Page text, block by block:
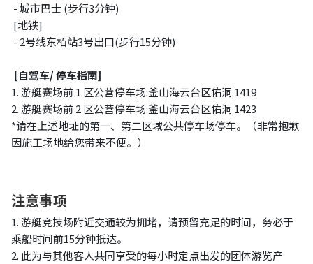
- 城市巴士 (步行3分钟)
[地铁]
- 2号线东栢站3号出口(步行15分钟)
[自驾车/停车指南]
1. 游艇赛场前 1 区公营停车场:釜山海云台区佑洞 1419
2. 游艇赛场前 2 区公营停车场:釜山海云台区佑洞 1423
*请在上述地址的第一、第二区域公共停车场停车。（非常抱歉
因施工场地给您带来不便。）
注意事项
1. 游艇竞技场附近交通较为拥堵，请预留充足的时间，务必于
乘船时间前15分钟抵达。
2. 此为与其他客人共同享受的每小时定点出发的团体游览产